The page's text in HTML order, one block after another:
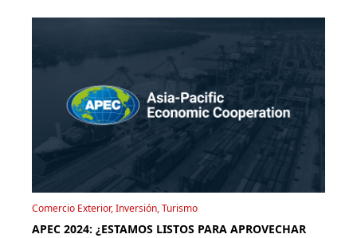
Comercio Exterior, Inversión, Turismo
APEC 2024: ¿ESTAMOS LISTOS PARA APROVECHAR